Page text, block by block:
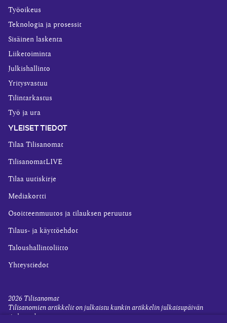
Työoikeus
Teknologia ja prosessit
Sisäinen laskenta
Liiketoiminta
Julkishallinto
Yritysvastuu
Tilintarkastus
Työ ja ura
YLEISET TIEDOT
Tilaa Tilisanomat
TilisanomatLIVE
Tilaa uutiskirje
Mediakortti
Osoitteenmuutos ja tilauksen peruutus
Tilaus- ja käyttöehdot
Taloushallintoliitto
Yhteystiedot
2026 Tilisanomat
Tilisanomien artikkelit on julkaistu kunkin artikkelin julkaisupäivän
tiedon valossa.